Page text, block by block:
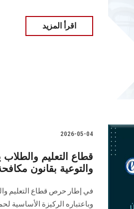
اقرأ المزيد
2026-05-04
قطاع التعليم والطلاب
والتوعية بقانون
في إطار حرص قطاع التعليم
وباعتباره الركيزة الأساسية